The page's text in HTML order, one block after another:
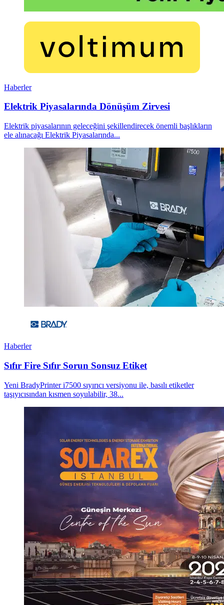
Haberler
Elektrik Piyasalarında Dönüşüm Zirvesi
Elektrik piyasalarının geleceğini şekillendirecek önemli başlıkların
ele alınacağı Elektrik Piyasalarında...
Haberler
Sıfır Fire Sıfır Sorun Sonsuz Etiket
Yeni BradyPrinter i7500 sıyırıcı versiyonu ile, basılı etiketler
taşıyıcısından kısmen soyulabilir, 38...